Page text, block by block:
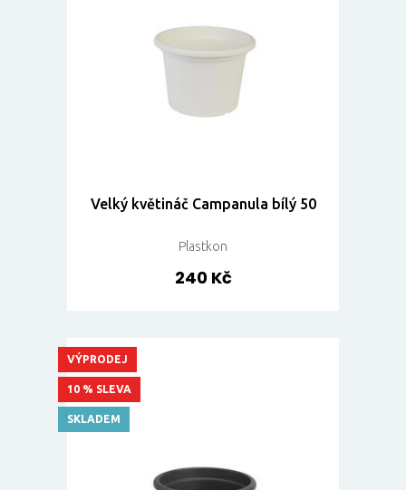
Velký květináč Campanula bílý 50
Plastkon
240 Kč
VÝPRODEJ
10 % SLEVA
SKLADEM